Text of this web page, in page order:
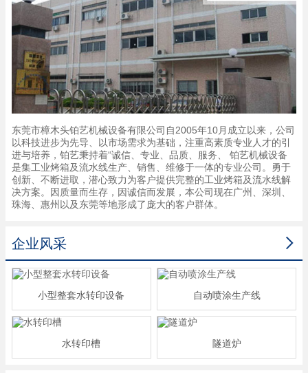
东莞市樟木头铂艺机械设备有限公司自2005年10月成立以来，公司
以科技进步为先导、以市场需求为基础，注重高素质专业人才的引
进与培养，铂艺秉持着“诚信、专业、品质、服务、 铂艺机械设备
是集工业烤箱及流水线生产、销售、维修于一体的专业公司。勇于
创新、不断进取，潜心致力为客户提供完整的工业烤箱及流水线解
决方案。因质量而生存，因诚信而发展，本公司现在广州、深圳、
珠海、惠州以及东莞等地形成了庞大的客户群体。

企业风采
小型整套水转印设备 自动喷涂生产线
水转印槽 隧道炉